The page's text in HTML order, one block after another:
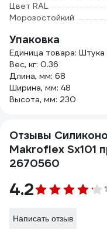
Цвет RAL
Морозостойкий
Упаковка
Единица товара: Штука
Вес, кг: 0.36
Длина, мм: 68
Ширина, мм: 48
Высота, мм: 230
Отзывы
Makroflex Sх101
2670560
4.2
Написать отзыв